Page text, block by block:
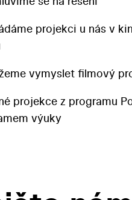
projekci u nás v
vymyslet filmový
projekce z programu
výuky